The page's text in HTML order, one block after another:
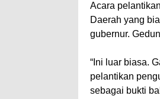
Acara
Daerah yang
gubernur.
“Ini luar biasa.
pelantikan
sebagai bukti